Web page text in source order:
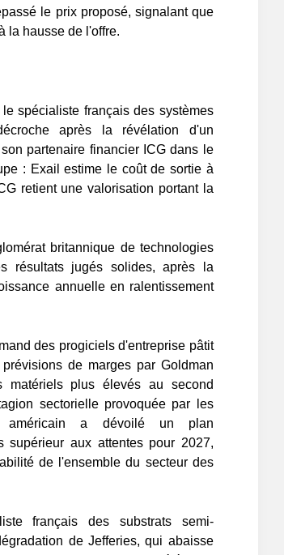
le prix proposé, signalant que
la hausse de l'offre.
spécialiste français des systèmes
après la révélation d'un
partenaire financier ICG dans le
: Exail estime le coût de sortie à
retient une valorisation portant la
britannique de technologies
résultats jugés solides, après la
annuelle en ralentissement
des progiciels d'entreprise pâtit
de marges par Goldman
matériels plus élevés au second
sectorielle provoquée par les
américain a dévoilé un plan
supérieur aux attentes pour 2027,
de l'ensemble du secteur des
français des substrats semi-
de Jefferies, qui abaisse